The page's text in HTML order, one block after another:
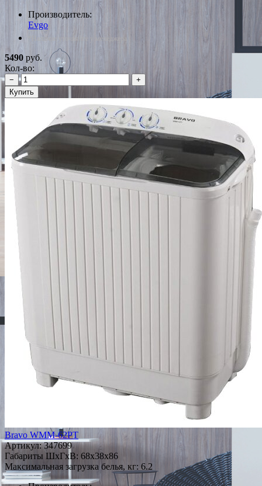
Производитель:
Evgo
*Наличие уточняйте у менеджера
5490 руб.
Кол-во:
−
+
Купить
Bravo WMM-62PT
Артикул:347699
Габариты ШxГxВ: 68x38x86
Максимальная загрузка белья, кг: 6.2